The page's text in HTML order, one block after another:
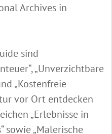
Archives in
sind
„Unverzichtbare
„Kostenfreie
vor Ort entdecken
„Erlebnisse in
sowie „Malerische